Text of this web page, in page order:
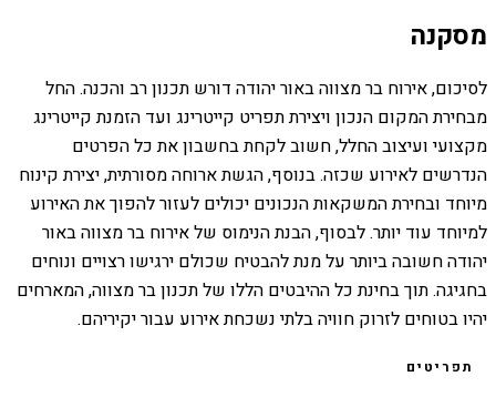
מסקנה
לסיכום, אירוח בר מצווה באור יהודה דורש תכנון רב והכנה. החל
מבחירת המקום הנכון ויצירת תפריט קייטרינג ועד הזמנת קייטרינג
מקצועי ועיצוב החלל, חשוב לקחת בחשבון את כל הפרטים
הנדרשים לאירוע שכזה. בנוסף, הגשת ארוחה מסורתית, יצירת קינוח
מיוחד ובחירת המשקאות הנכונים יכולים לעזור להפוך את האירוע
למיוחד עוד יותר. לבסוף, הבנת הנימוס של אירוח בר מצווה באור
יהודה חשובה ביותר על מנת להבטיח שכולם ירגישו רצויים ונוחים
בחגיגה. תוך בחינת כל ההיבטים הללו של תכנון בר מצווה, המארחים
יהיו בטוחים לזרוק חוויה בלתי נשכחת אירוע עבור יקיריהם.
תפריטים